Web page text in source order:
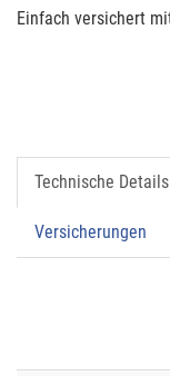
Einfach versichert
Technische Details
Versicherungen